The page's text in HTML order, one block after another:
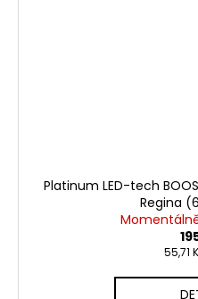
Platinum LED-tech
Regina
Měrná
55,71